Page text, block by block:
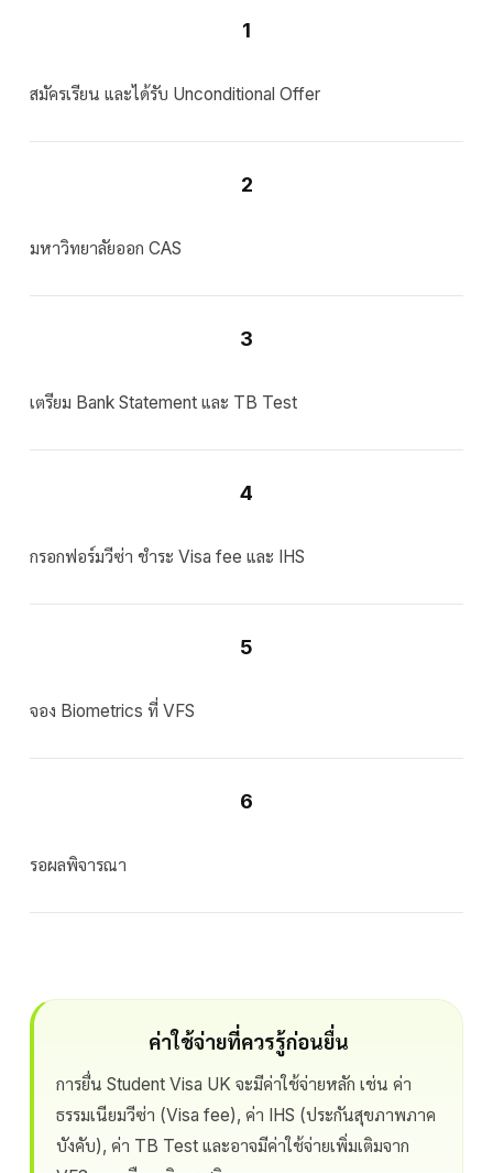
1
สมัครเรียน และได้รับ Unconditional Offer
2
มหาวิทยาลัยออก CAS
3
เตรียม Bank Statement และ TB Test
4
กรอกฟอร์มวีซ่า ชำระ Visa fee และ IHS
5
จอง Biometrics ที่ VFS
6
รอผลพิจารณา
ค่าใช้จ่ายที่ควรรู้ก่อนยื่น
การยื่น Student Visa UK จะมีค่าใช้จ่ายหลัก เช่น ค่า
ธรรมเนียมวีซ่า (Visa fee), ค่า IHS (ประกันสุขภาพภาค
บังคับ), ค่า TB Test และอาจมีค่าใช้จ่ายเพิ่มเติมจาก